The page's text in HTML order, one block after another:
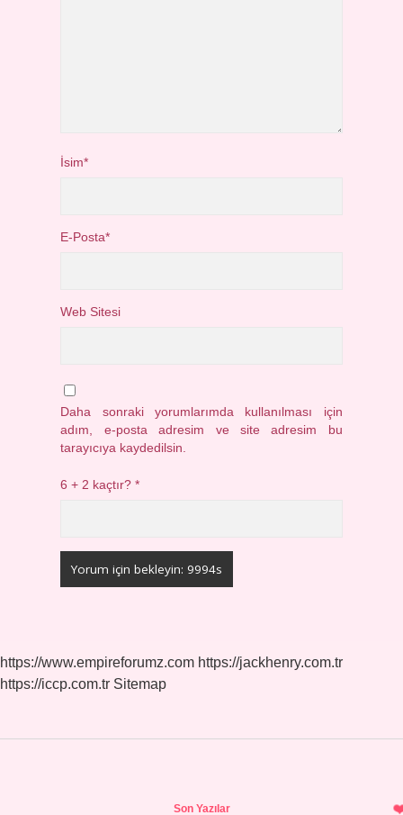
İsim*
E-Posta*
Web Sitesi
Daha sonraki yorumlarımda kullanılması için
adım, e-posta adresim ve site adresim bu
tarayıcıya kaydedilsin.
6 + 2 kaçtır?*
https://www.empireforumz.com https://jackhenry.com.tr
https://iccp.com.tr Sitemap
Son Yazılar